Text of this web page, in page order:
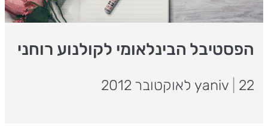
הפסטיבל הבינלאומי לקולנוע רוחני
yaniv 22 לאוקטובר 2012